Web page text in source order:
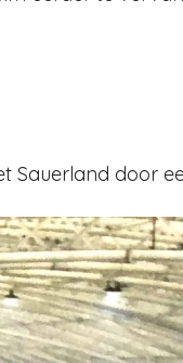
Sauerland door